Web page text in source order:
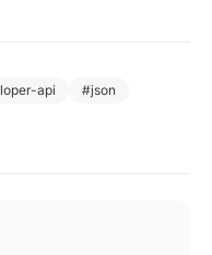
api #json